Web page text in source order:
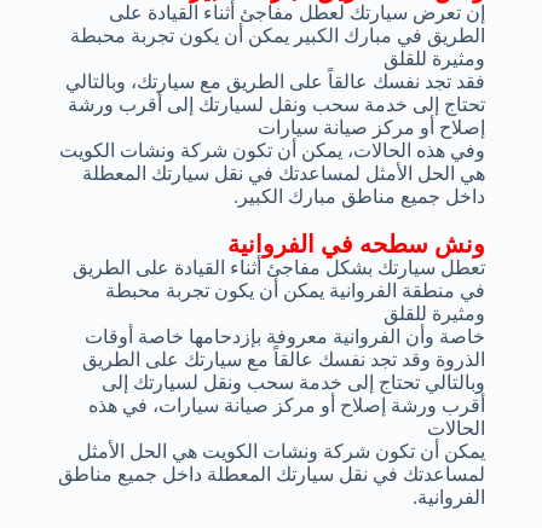
ونش سطحه في الفروانية
تعطل سيارتك بشكل مفاجئ أثناء القيادة على الطريق
في منطقة الفروانية يمكن أن يكون تجربة محبطة
ومثيرة للقلق
خاصة وأن الفروانية معروفة بإزدحامها خاصة أوقات
الذروة وقد تجد نفسك عالقاً مع سيارتك على الطريق
وبالتالي تحتاج إلى خدمة سحب ونقل لسيارتك إلى
أقرب ورشة إصلاح أو مركز صيانة سيارات، في هذه
الحالات
يمكن أن تكون شركة ونشات الكويت هي الحل الأمثل
لمساعدتك في نقل سيارتك المعطلة داخل جميع مناطق
الفروانية.
إن تعرض سيارتك لعطل مفاجئ أثناء القيادة على
الطريق في مبارك الكبير يمكن أن يكون تجربة محبطة
ومثيرة للقلق
فقد تجد نفسك عالقاً على الطريق مع سيارتك، وبالتالي
تحتاج إلى خدمة سحب ونقل لسيارتك إلى أقرب ورشة
إصلاح أو مركز صيانة سيارات
وفي هذه الحالات، يمكن أن تكون شركة ونشات الكويت
هي الحل الأمثل لمساعدتك في نقل سيارتك المعطلة
داخل جميع مناطق مبارك الكبير.